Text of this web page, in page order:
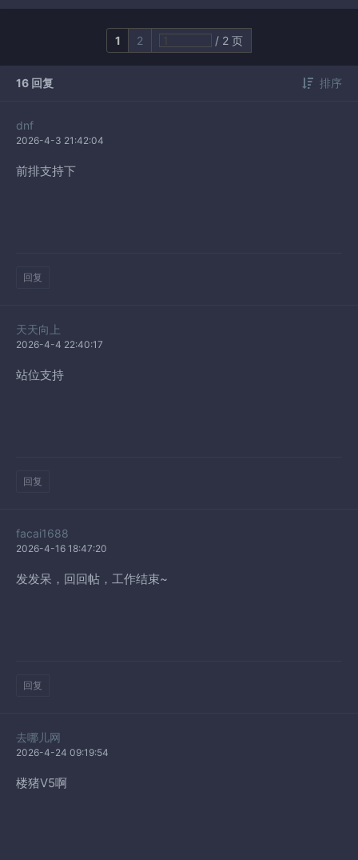
1 2 / 2 页
16 回复 排序
dnf
2026-4-3 21:42:04
前排支持下
回复
天天向上
2026-4-4 22:40:17
站位支持
回复
facai1688
2026-4-16 18:47:20
发发呆，回回帖，工作结束~
回复
去哪儿网
2026-4-24 09:19:54
楼猪V5啊